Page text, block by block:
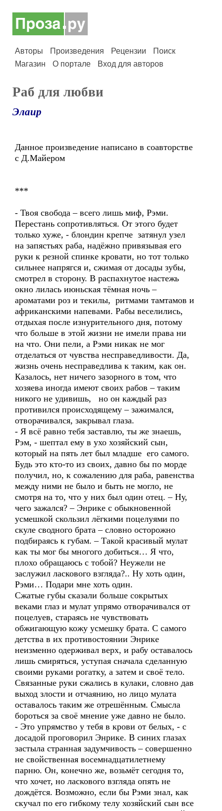
Авторы Произведения Рецензии
Поиск
Магазин
О портале Вход для авторов
Раб для любви
Элаир
Данное произведение написано в соавторстве
с Д.Майером
***
- Твоя свобода – всего лишь миф, Рэми.
Перестань сопротивляться. От этого будет
только хуже, - блондин крепче затянул узел
на запястьях раба, надёжно привязывая его
руки к резной спинке кровати, но тот только
сильнее напрягся и, сжимая от досады зубы,
смотрел в сторону. В распахнутое настежь
окно лилась июньская тёмная ночь –
ароматами роз и текилы, ритмами тамтамов и
африканскими напевами. Рабы веселились,
отдыхая после изнурительного дня, потому
что больше в этой жизни не имели права ни
на что. Они пели, а Рэми никак не мог
отделаться от чувства несправедливости. Да,
жизнь очень несправедлива к таким, как он.
Казалось, нет ничего зазорного в том, что
хозяева иногда имеют своих рабов – таким
никого не удивишь, но он каждый раз
противился происходящему – зажимался,
отворачивался, закрывал глаза.
- Я всё равно тебя заставлю, ты же знаешь,
Рэм, - шептал ему в ухо хозяйский сын,
который на пять лет был младше его самого.
Будь это кто-то из своих, давно бы по морде
получил, но, к сожалению для раба, равенства
между ними не было и быть не могло, не
смотря на то, что у них был один отец. – Ну,
чего зажался? – Энрике с обыкновенной
усмешкой скользил лёгкими поцелуями по
скуле сводного брата – словно осторожно
подбираясь к губам. – Такой красивый мулат
как ты мог бы многого добиться… Я что,
плохо обращаюсь с тобой? Неужели не
заслужил ласкового взгляда?.. Ну хоть один,
Рэми… Подари мне хоть один.
Сжатые губы сказали больше сокрытых
веками глаз и мулат упрямо отворачивался от
поцелуев, стараясь не чувствовать
обжигающую кожу усмешку брата. С самого
детства в их противостоянии Энрике
неизменно одерживал верх, и рабу оставалось
лишь смиряться, уступая сначала сделанную
своими руками рогатку, а затем и своё тело.
Связанные руки сжались в кулаки, словно дав
выход злости и отчаянию, но лицо мулата
оставалось таким же отрешённым. Смысла
бороться за своё мнение уже давно не было.
- Это упрямство у тебя в крови от белых, - с
досадой проговорил Энрике. В синих глазах
застыла странная задумчивость – совершенно
не свойственная восемнадцатилетнему
парню. Он, конечно же, возьмёт сегодня то,
что хочет, но ласкового взгляда опять не
дождётся. Возможно, если бы Рэми знал, как
скучал по его гибкому телу хозяйский сын все